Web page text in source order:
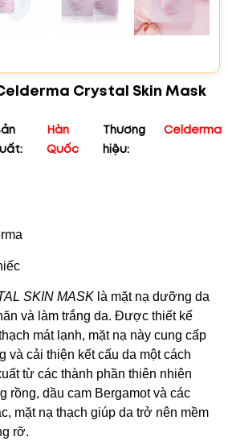
Crystal Skin Mask
Hàn
Quốc
Thương
hiệu:
Celderma
SKIN MASK là mặt nạ dưỡng da
và làm trắng da. Được thiết kế
mát lạnh, mặt nạ này cung cấp
và cải thiện kết cấu da một cách
từ các thành phần thiên nhiên
rồng, dầu cam Bergamot và các
mặt nạ thạch giúp da trở nên mềm
rỡ.